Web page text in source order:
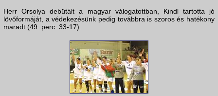
Herr Orsolya debütált a magyar válogatottban, Kindl tartotta jó
lövőformáját, a védekezésünk pedig továbbra is szoros és hatékony
maradt (49. perc: 33-17).